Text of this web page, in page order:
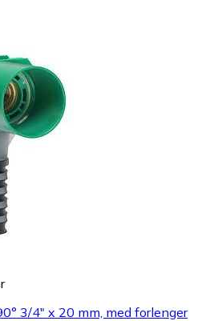
3/4" x 20 mm, med forlenger